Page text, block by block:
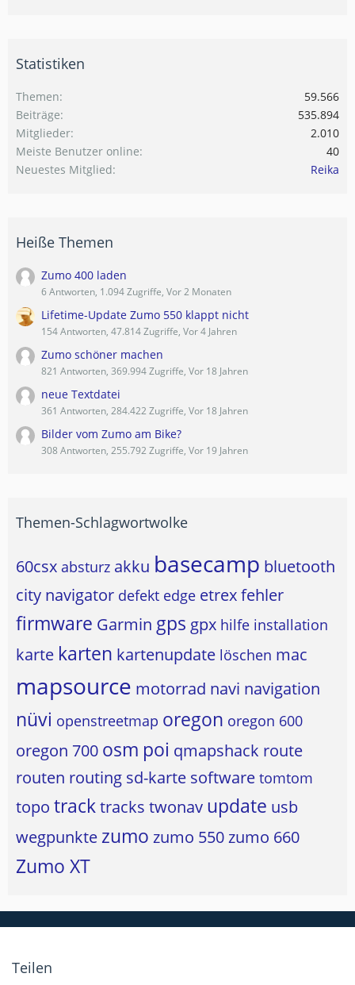
Statistiken
Themen
59.566
Beiträge
535.894
Mitglieder
2.010
Meiste Benutzer online
40
Neuestes Mitglied
Reika
Heiße Themen
Zumo 400 laden
6 Antworten, 1.094 Zugriffe, Vor 2 Monaten
Lifetime-Update Zumo 550 klappt nicht
154 Antworten, 47.814 Zugriffe, Vor 4 Jahren
Zumo schöner machen
821 Antworten, 369.994 Zugriffe, Vor 18 Jahren
neue Textdatei
361 Antworten, 284.422 Zugriffe, Vor 18 Jahren
Bilder vom Zumo am Bike?
308 Antworten, 255.792 Zugriffe, Vor 19 Jahren
Themen-Schlagwortwolke
60csx absturz akku basecamp bluetooth
city navigator defekt edge etrexfehler
firmware Garmin gps gpx hilfe installation
karte karten kartenupdate löschen mac
mapsource motorrad navi navigation
nüvi openstreetmap oregon oregon 600
oregon 700 osm poi qmapshack route
routen routing sd-karte software tomtom
topo tracktracks twonav update usb
wegpunkte zumo zumo 550zumo 660
Zumo XT
Teilen